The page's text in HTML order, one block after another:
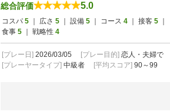
総合評価 5.0
コスパ 5 ｜ 広さ 5 ｜ 設備 5 ｜ コース 4 ｜ 接客 5
食事 5 ｜ 戦略性 4
[プレー日] 2026/03/05 [プレー目的] 恋人・夫婦で
[プレーヤータイプ] 中級者 [平均スコア] 90～99